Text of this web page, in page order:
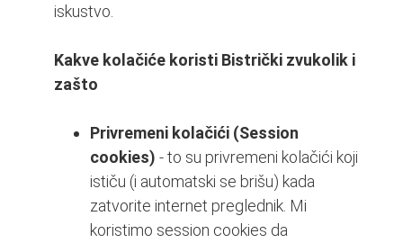
iskustvo.
Kakve kolačiće koristi Bistrički zvukolik i
zašto
Privremeni kolačići (Session
cookies) - to su privremeni kolačići koji
ističu (i automatski se brišu) kada
zatvorite internet preglednik. Mi
koristimo session cookies da